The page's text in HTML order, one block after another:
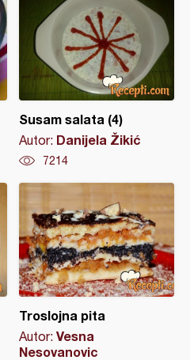
Susam salata (4)
Autor: Danijela Žikić
7214
Troslojna pita
Autor: Vesna
Nesovanovic